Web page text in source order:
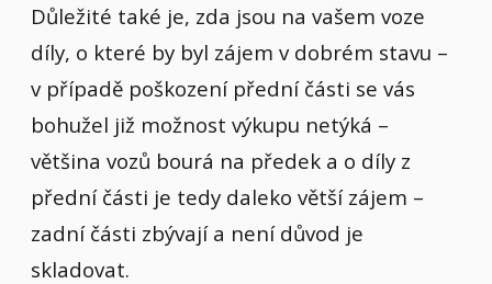
Důležité také je, zda jsou na vašem voze
díly, o které by byl zájem v dobrém stavu –
v případě poškození přední části se vás
bohužel již možnost výkupu netýká –
většina vozů bourá na předek a o díly z
přední části je tedy daleko větší zájem –
zadní části zbývají a není důvod je
skladovat.